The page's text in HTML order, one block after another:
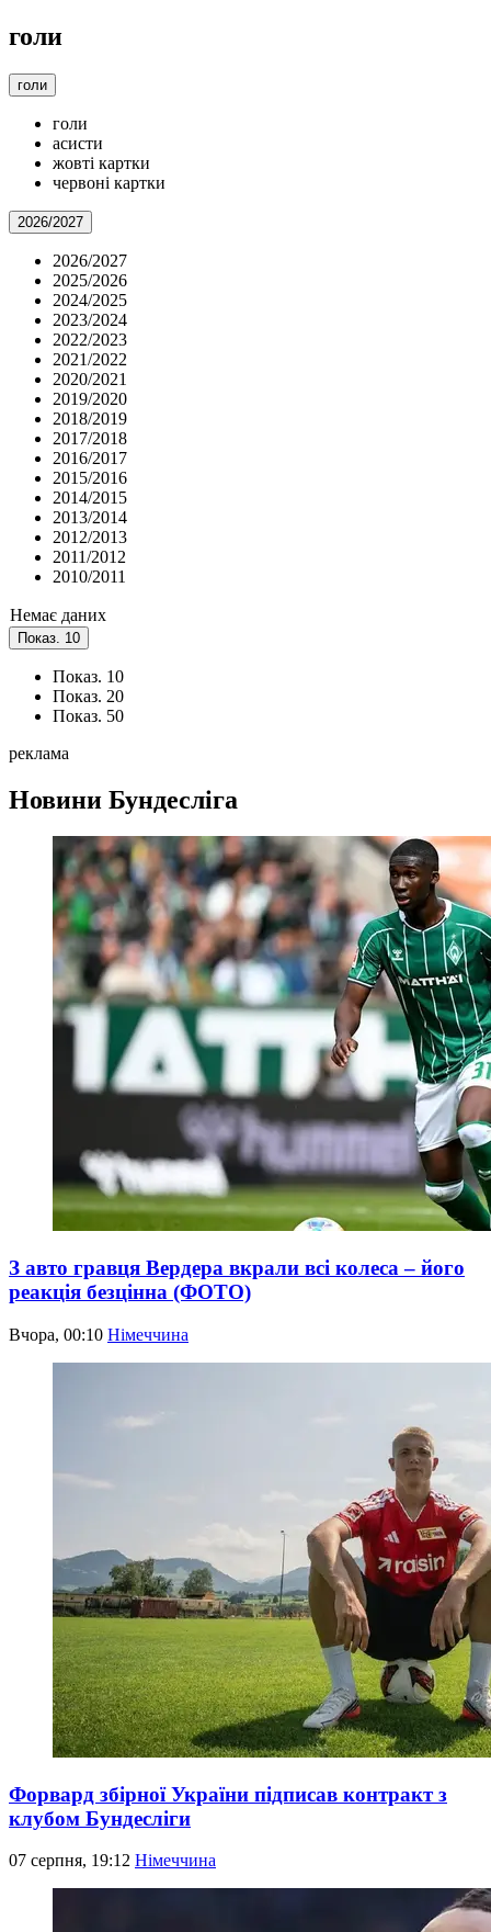
голи
голи
голи
асисти
жовті картки
червоні картки
2026/2027
2026/2027
2025/2026
2024/2025
2023/2024
2022/2023
2021/2022
2020/2021
2019/2020
2018/2019
2017/2018
2016/2017
2015/2016
2014/2015
2013/2014
2012/2013
2011/2012
2010/2011
Немає даних
Показ. 10
Показ. 10
Показ. 20
Показ. 50
реклама
Новини Бундесліга
З авто гравця Вердера вкрали всі колеса – його
реакція безцінна (ФОТО)
Вчора, 00:10 Німеччина
Форвард збірної України підписав контракт з
клубом Бундесліги
07 серпня, 19:12 Німеччина